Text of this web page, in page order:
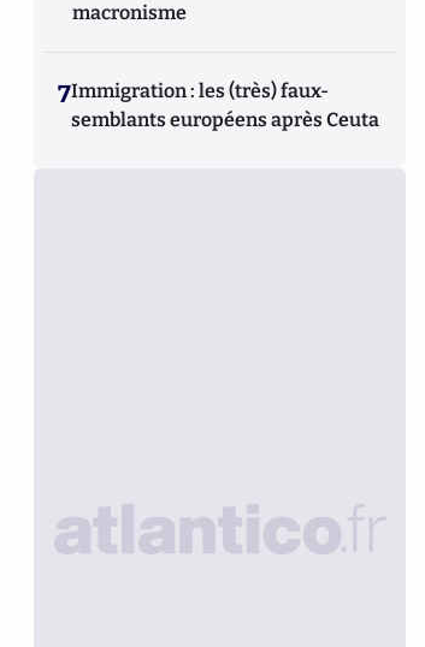
macronisme
7Immigration : les (très) faux-
semblants européens après Ceuta